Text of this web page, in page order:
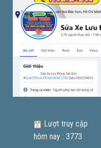
Lượt truy cập
hôm nay : 3773